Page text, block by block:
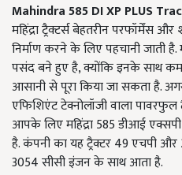
Mahindra 585 DI XP PLUS
महिंद्रा ट्रैक्टर्स बेहतरीन परफॉर्मेंस
निर्माण करने के लिए पहचानी जाती है.
पसंद बने हुए है, क्योंकि इनके साथ
आसानी से पूरा किया जा सकता है.
एफिशिएंट टेक्नोलॉजी वाला पावरफुल
आपके लिए महिंद्रा 585 डीआई
है. कंपनी का यह ट्रैक्टर 49 एचपी
3054 सीसी इंजन के साथ आता है.